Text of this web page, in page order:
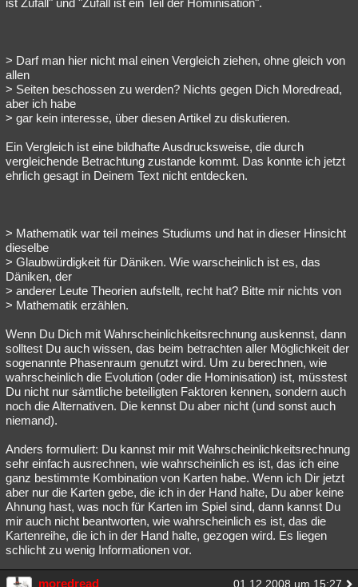
ist Zufall" und "Zufall ist ein Teil der Hominisation".
> Darf man hier nicht mal einen Vergleich ziehen, ohne gleich von
allen
> Seiten beschossen zu werden? Nichts gegen Dich Moredread,
aber ich habe
> gar kein interesse, über diesen Artikel zu diskutieren.
Ein Vergleich ist eine bildhafte Ausdrucksweise, die durch
vergleichende Betrachtung zustande kommt. Das konnte ich jetzt
ehrlich gesagt in Deinem Text nicht entdecken.
> Mathematik war teil meines Studiums und hat in dieser Hinsicht
dieselbe
> Glaubwürdigkeit für Däniken. Wie warscheinlich ist es, das
Däniken, der
> anderer Leute Theorien aufstellt, recht hat? Bitte mir nichts von
> Mathematik erzählen.
Wenn Du Dich mit Wahrscheinlichkeitsrechnung auskennst, dann
solltest Du auch wissen, das beim betrachten aller Möglichkeit der
sogenannte Phasenraum genutzt wird. Um zu berechnen, wie
wahrscheinlich die Evolution (oder die Hominisation) ist, müsstest
Du nicht nur sämtliche beteiligten Faktoren kennen, sondern auch
noch die Alternativen. Die kennst Du aber nicht (und sonst auch
niemand).
Anders formuliert: Du kannst mir mit Wahrscheinlichkeitsrechnung
sehr einfach ausrechnen, wie wahrscheinlich es ist, das ich eine
ganz bestimmte Kombination von Karten habe. Wenn ich Dir jetzt
aber nur die Karten gebe, die ich in der Hand halte, Du aber keine
Ahnung hast, was noch für Karten im Spiel sind, dann kannst Du
mir auch nicht beantworten, wie wahrscheinlich es ist, das die
Kartenreihe, die ich in der Hand halte, gezogen wird. Es liegen
schlicht zu wenig Informationen vor.
moredread 01.12.2008 um 15:27